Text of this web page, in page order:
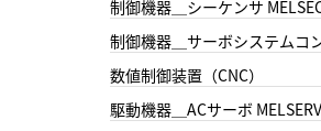
制御機器＿シーケンサ
制御機器＿サーボシステムコ
数値制御装置（CNC）
駆動機器＿ACサーボ